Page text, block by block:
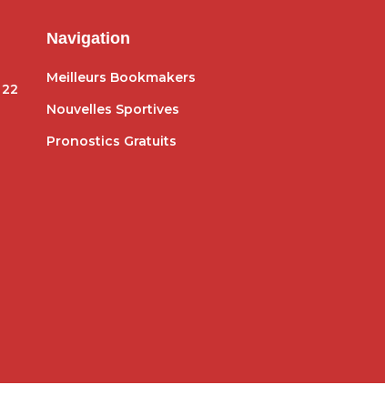
Navigation
Meilleurs Bookmakers
Nouvelles Sportives
Pronostics Gratuits